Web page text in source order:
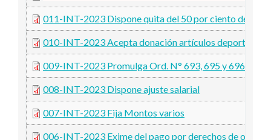
011-INT-2023 Dispone quita del 50 por ciento de
010-INT-2023 Acepta donación artículos deportivos
009-INT-2023 Promulga Ord. N° 693, 695 y 696-
008-INT-2023 Dispone ajuste salarial
007-INT-2023 Fija Montos varios
006-INT-2023 Exime del pago por derechos de